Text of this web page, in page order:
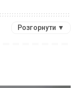
Розгорнути ▼